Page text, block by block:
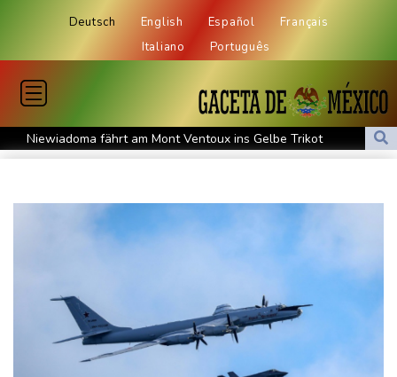
Deutsch English Español
Français
Italiano
Português
Niewiadoma fährt am Mont Ventoux ins Gelbe Trikot
Trumps umstrittener Justizminister Blanche kurz vor der
Peru und Mexiko nehmen diplomatische Beziehungen wieder auf
"Steile Lernkurve": Kretschmann lobt Amtsführung von Merz
Saudi-Arabien, Türkei und Pakistan schließen inmitten von Iran-
Krieg Verteidigungsabkommen
Polizei entdeckt Cannabisplantage mit mehr als 900 Pflanzen in
Kerpen - Festnahme